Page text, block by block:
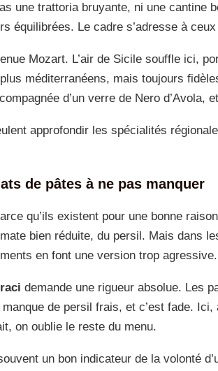
une trattoria bruyante, ni une
équilibrées. Le cadre s’adresse à
Mozart. L’air de Sicile souffle ici,
méditerranéens, mais toujours
d’un verre de Nero d’Avola,
approfondir les spécialités
de pâtes à ne pas manquer
qu’ils existent pour une bonne
bien réduite, du persil. Mais dans
en font une version trop
demande une rigueur absolue. Les
manque de persil frais, et c’est fade.
on oublie le reste du menu.
un bon indicateur de la volonté